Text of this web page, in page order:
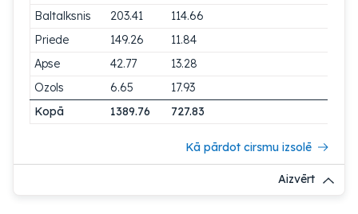
Baltalksnis
203.41
114.66
Priede
149.26
11.84
Apse
42.77
13.28
Ozols
6.65
17.93
Kopā
1389.76 727.83
Kā pārdot cirsmu izsolē
Aizvērt